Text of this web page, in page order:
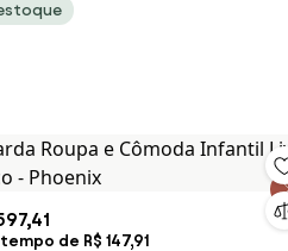
de R$ 147,91